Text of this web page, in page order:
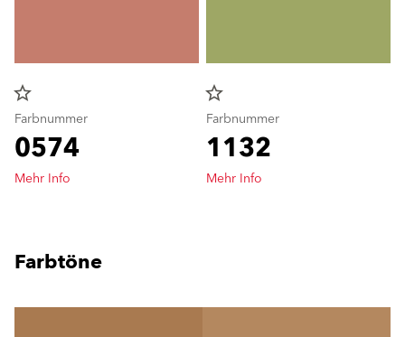
star_border
Farbnummer
0574
Mehr Info
star_border
Farbnummer
1132
Mehr Info
Farbtöne